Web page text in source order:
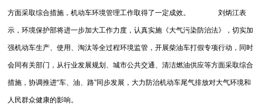
方面采取综合措施，机动车环境管理工作取得了一定成效。 刘炳江表
示，环境保护部将进一步加大工作力度，认真实施《大气污染防治法》，切实加
强机动车生产、使用、淘汰等全过程环境监管，开展柴油车打假专项行动，同时
会同有关部门，从行业发展规划、城市公共交通、清洁燃油供应等方面采取综合
措施，协调推进“车、油、路”同步发展，大力防治机动车尾气排放对大气环境和
人民群众健康的影响。